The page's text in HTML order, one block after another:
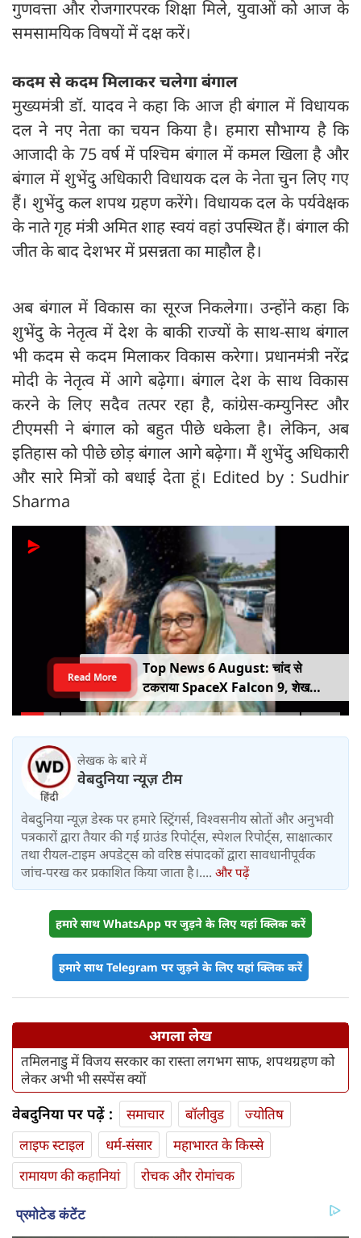
गुणवत्ता और रोजगारपरक शिक्षा मिले, युवाओं को आज के
समसामयिक विषयों में दक्ष करें।
कदम से कदम मिलाकर चलेगा बंगाल
मुख्यमंत्री डॉ. यादव ने कहा कि आज ही बंगाल में विधायक
दल ने नए नेता का चयन किया है। हमारा सौभाग्य है कि
आजादी के 75 वर्ष में पश्चिम बंगाल में कमल खिला है और
बंगाल में शुभेंदु अधिकारी विधायक दल के नेता चुन लिए गए
हैं। शुभेंदु कल शपथ ग्रहण करेंगे। विधायक दल के पर्यवेक्षक
के नाते गृह मंत्री अमित शाह स्वयं वहां उपस्थित हैं। बंगाल की
जीत के बाद देशभर में प्रसन्नता का माहौल है।
अब बंगाल में विकास का सूरज निकलेगा। उन्होंने कहा कि
शुभेंदु के नेतृत्व में देश के बाकी राज्यों के साथ-साथ बंगाल
भी कदम से कदम मिलाकर विकास करेगा। प्रधानमंत्री नरेंद्र
मोदी के नेतृत्व में आगे बढ़ेगा। बंगाल देश के साथ विकास
करने के लिए सदैव तत्पर रहा है, कांग्रेस-कम्युनिस्ट और
टीएमसी ने बंगाल को बहुत पीछे धकेला है। लेकिन, अब
इतिहास को पीछे छोड़ बंगाल आगे बढ़ेगा। मैं शुभेंदु अधिकारी
और सारे मित्रों को बधाई देता हूं। Edited by : Sudhir
Sharma
Top News 6 August: चांद से
टकराया SpaceX Falcon 9, शेख
हसीना की घर वापसी का ऐलान, MP में बस
Read More
लेखक के बारे में
वेबदुनिया न्यूज़ टीम
वेबदुनिया न्यूज़ डेस्क पर हमारे स्ट्रिंगर्स, विश्वसनीय स्रोतों और अनुभवी
पत्रकारों द्वारा तैयार की गई ग्राउंड रिपोर्ट्स, स्पेशल रिपोर्ट्स, साक्षात्कार
तथा रीयल-टाइम अपडेट्स को वरिष्ठ संपादकों द्वारा सावधानीपूर्वक
जांच-परख कर प्रकाशित किया जाता है।.... और पढ़ें
हमारे साथ WhatsApp पर जुड़ने के लिए यहां क्लिक करें
हमारे साथ Telegram पर जुड़ने के लिए यहां क्लिक करें
अगला लेख
तमिलनाडु में विजय सरकार का रास्ता लगभग साफ, शपथग्रहण को
लेकर अभी भी सस्पेंस क्यों
वेबदुनिया पर पढ़ें : समाचार बॉलीवुड
ज्योतिष
लाइफ स्‍टाइल
धर्म-संसार
महाभारत के किस्से
रामायण की कहानियां
रोचक और रोमांचक